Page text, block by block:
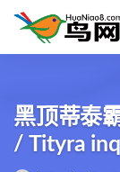
黑顶蒂泰
/ Tityra